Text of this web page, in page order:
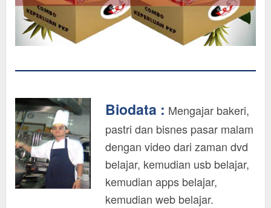
Biodata : Mengajar bakeri,
pastri dan bisnes pasar malam
dengan video dari zaman dvd
belajar, kemudian usb belajar,
kemudian apps belajar,
kemudian web belajar.